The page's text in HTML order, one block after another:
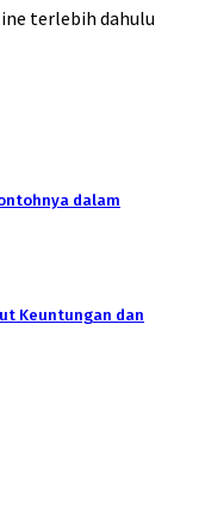
terlebih dahulu
dalam
Keuntungan dan